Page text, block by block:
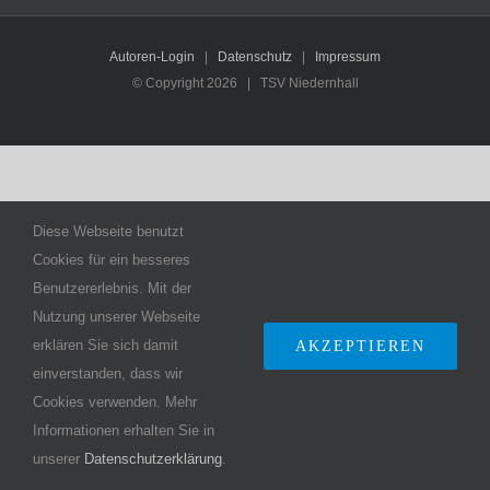
Autoren-Login Datenschutz
Impressum
© Copyright 2026 | TSV Niedernhall
Diese Webseite benutzt
Cookies für ein besseres
Benutzererlebnis. Mit der
Nutzung unserer Webseite
erklären Sie sich damit
einverstanden, dass wir
Cookies verwenden. Mehr
Informationen erhalten Sie in
unserer Datenschutzerklärung.
AKZEPTIEREN